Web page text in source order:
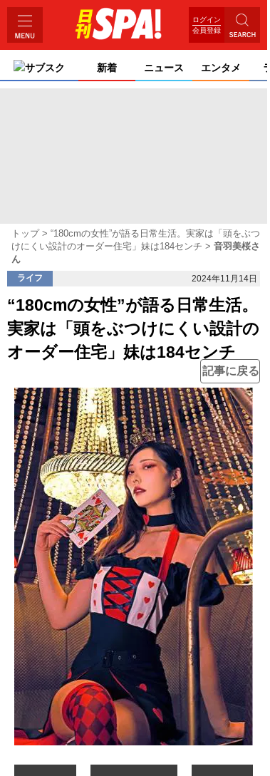
ログイン
会員登録
サブスク 新着 ニュース エンタメ
トップ
“180cmの女性”が語る日常生活。実家は「頭をぶつ
けにくい設計のオーダー住宅」妹は184センチ
音羽美桜さ
ん
ライフ 2024年11月14日
“180cmの女性”が語る日常生活。
実家は「頭をぶつけにくい設計の
オーダー住宅」妹は184センチ
記事に戻る